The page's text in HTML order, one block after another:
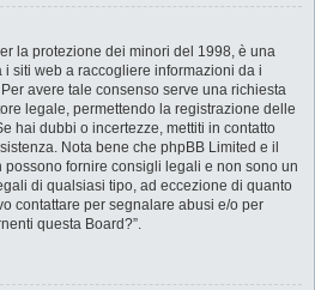
la protezione dei minori del 1998, è una
i siti web a raccogliere informazioni da i
avere tale consenso serve una richiesta
legale, permettendo la registrazione delle
hai dubbi o incertezze, mettiti in contatto
Nota bene che phpBB Limited e il
fornire consigli legali e non sono un
di qualsiasi tipo, ad eccezione di quanto
contattare per segnalare abusi e/o per
questa Board?”.